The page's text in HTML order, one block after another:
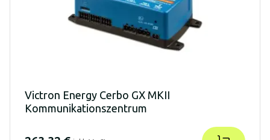
Victron Energy Cerbo GX MKII
Kommunikationszentrum